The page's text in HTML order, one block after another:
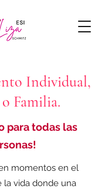
Individual,
Familia.
para todas las
momentos en el
la vida donde una